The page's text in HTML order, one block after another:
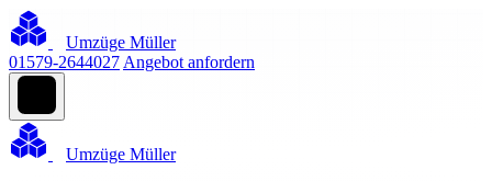
Umzüge Müller
01579-2644027 Angebot anfordern
Umzüge Müller